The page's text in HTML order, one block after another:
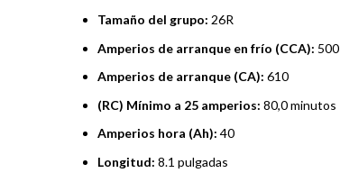
Tamaño del grupo: 26R
Amperios de arranque en frío (CCA): 500
Amperios de arranque (CA): 610
(RC) Mínimo a 25 amperios: 80,0 minutos
Amperios hora (Ah): 40
Longitud: 8.1 pulgadas